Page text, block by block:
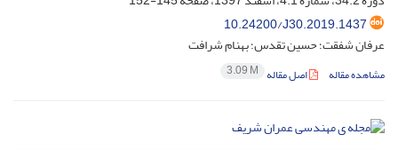
10.24200/J30.2019.1437
عرفان شفقت؛ حسین تقدس؛ بهنام شرافت
مشاهده مقاله اصل مقاله 3.09 M